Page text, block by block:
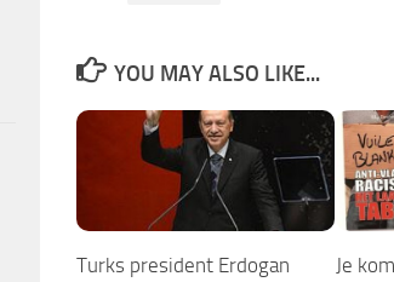
YOU MAY ALSO LIKE...
Turks president Erdogan
Je